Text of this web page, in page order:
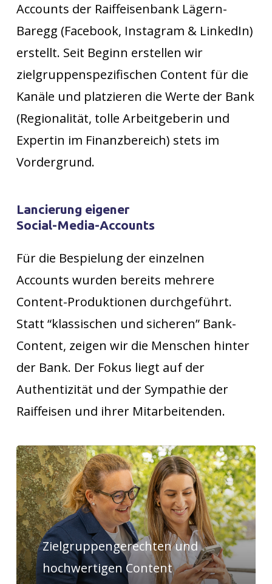
Accounts der Raiffeisenbank Lägern-
Baregg (Facebook, Instagram & LinkedIn)
erstellt. Seit Beginn erstellen wir
zielgruppenspezifischen Content für die
Kanäle und platzieren die Werte der Bank
(Regionalität, tolle Arbeitgeberin und
Expertin im Finanzbereich) stets im
Vordergrund.
Lancierung eigener
Social-Media-Accounts
Für die Bespielung der einzelnen
Accounts wurden bereits mehrere
Content-Produktionen durchgeführt.
Statt “klassischen und sicheren” Bank-
Content, zeigen wir die Menschen hinter
der Bank. Der Fokus liegt auf der
Authentizität und der Sympathie der
Raiffeisen und ihrer Mitarbeitenden.
Zielgruppengerechtenund
hochwertigen Content